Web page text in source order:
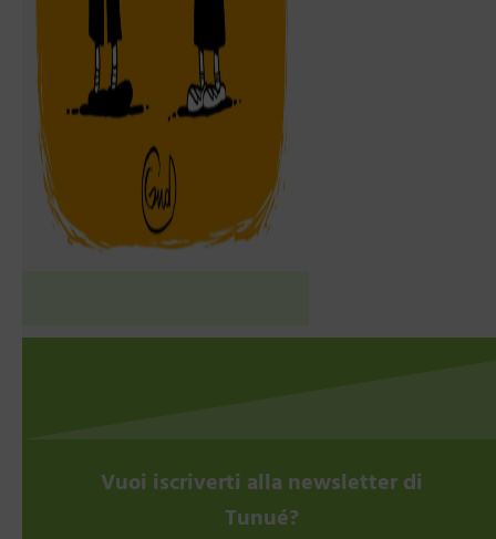
Vuoi iscriverti alla newsletter di
Tunué?